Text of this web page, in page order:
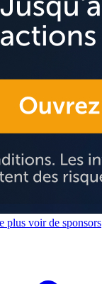
plus voir de sponsors